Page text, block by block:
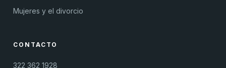
Mujeres y el divorcio
CONTACTO
322 362 1928